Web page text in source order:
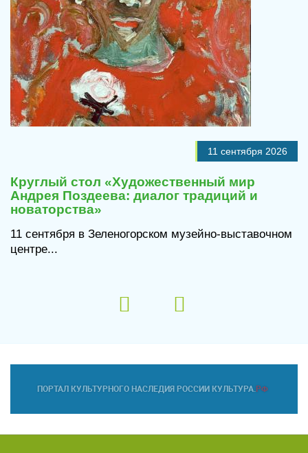
11 сентября 2026
Круглый стол «Художественный мир
Андрея Поздеева: диалог традиций и
новаторства»
11 сентября в Зеленогорском музейно-выставочном
центре...